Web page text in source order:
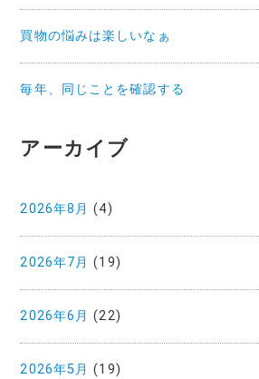
買物の悩みは楽しいなぁ
毎年、同じことを確認する
アーカイブ
2026年8月 (4)
2026年7月 (19)
2026年6月 (22)
2026年5月 (19)